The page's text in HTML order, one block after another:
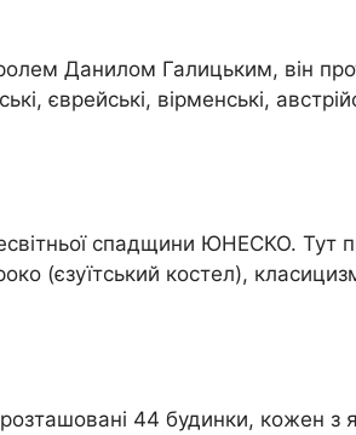
Данилом Галицьким, він
єврейські, вірменські,
спадщини ЮНЕСКО. Тут
(єзуїтський костел),
44 будинки, кожен